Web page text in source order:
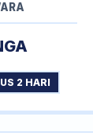
2 HARI